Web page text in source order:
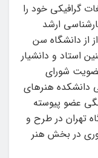
گرافیکی خود را
ارشد
از دانشگاه سن
استاد و دانشیار
شورای
دانشکده هنرهای
عضو پیوسته
تهران در طرح و
در بخش هنر